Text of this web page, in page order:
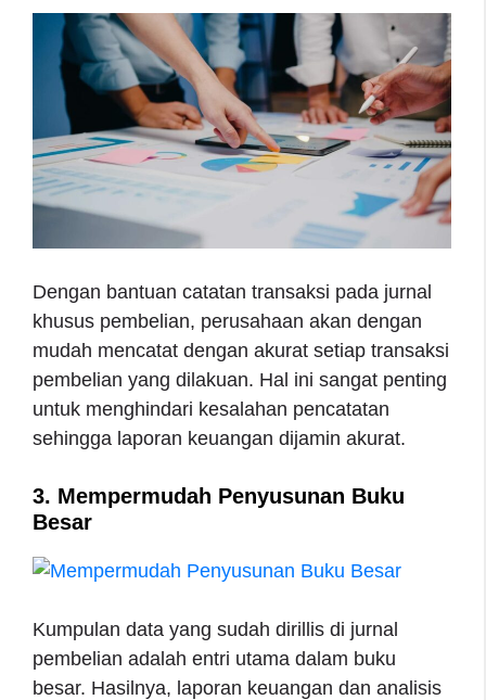
Dengan bantuan catatan transaksi pada jurnal
khusus pembelian, perusahaan akan dengan
mudah mencatat dengan akurat setiap transaksi
pembelian yang dilakuan. Hal ini sangat penting
untuk menghindari kesalahan pencatatan
sehingga laporan keuangan dijamin akurat.
3. Mempermudah Penyusunan Buku
Besar
Kumpulan data yang sudah dirillis di jurnal
pembelian adalah entri utama dalam buku
besar. Hasilnya, laporan keuangan dan analisis